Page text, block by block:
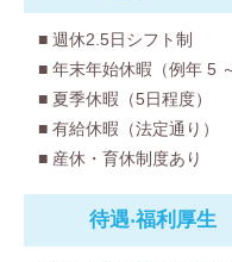
■ 週休2.5日シフト制
■ 年末年始休暇（例年 5
■ 夏季休暇（5日程度）
■ 有給休暇（法定通り）
■ 産休・育休制度あり
待遇‧福利厚⽣